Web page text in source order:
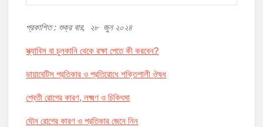
প্রকাশিত : শুক্র বার, ২৮ জুন ২০২৪
স্ক্যাবিস বা চুলকানি থেকে রক্ষা পেতে কী করবেন?
ডায়াবেটিস প্রতিকার ও প্রতিরোধে শক্তিশালী ঔষধ
শ্বেতী রোগের কারণ, লক্ষ্মণ ও চিকিৎসা
যৌন রোগের কারণ ও প্রতিকার জেনে নিন